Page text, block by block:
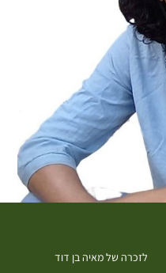
לזכרה של מאיה בן דוד